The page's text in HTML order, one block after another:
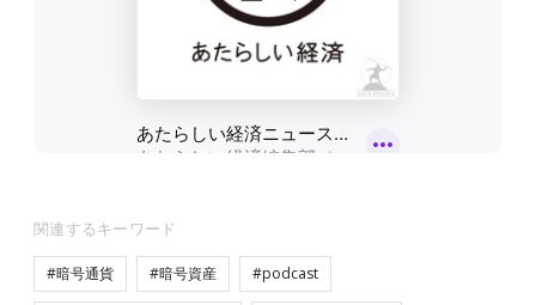
関連するキーワード
#暗号通貨 #暗号資産 #podcast